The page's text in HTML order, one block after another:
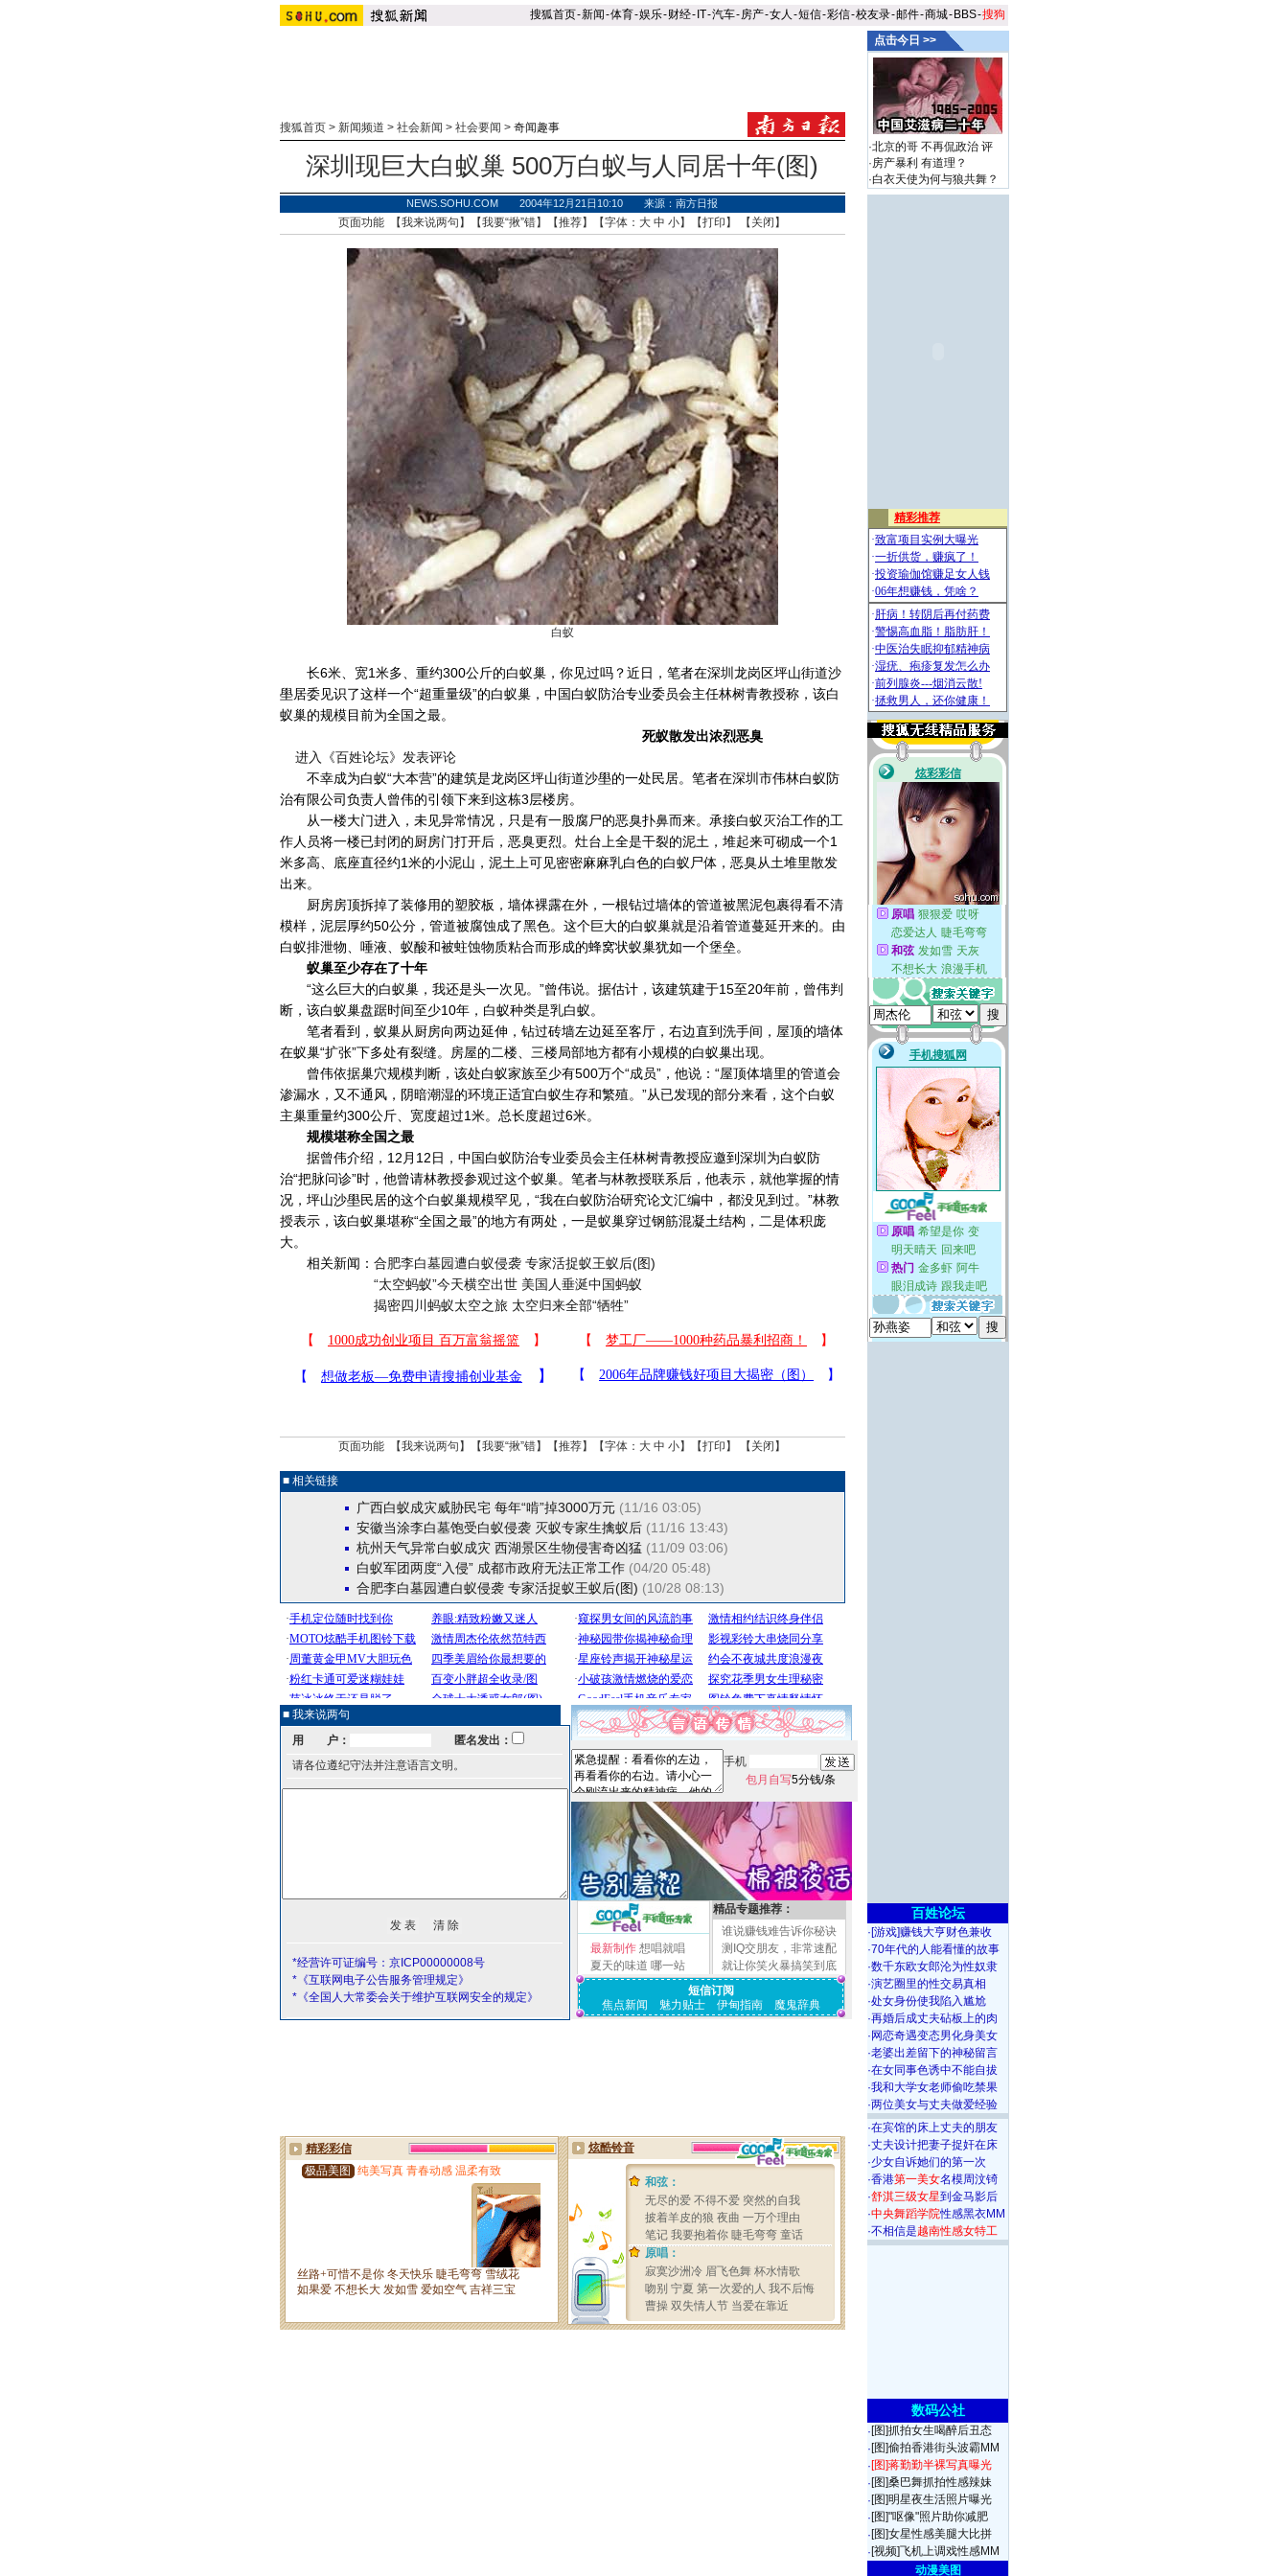
搜狐首页-新闻-体育-娱乐-财经- IT-汽车-房产-女人 -短信-彩信-校友录-邮件-商城- BBS-搜狗
搜狐首页> 新闻频道 > 社会新闻 > 社会要闻 > 奇闻趣事
深圳现巨大白蚁巢 500万白蚁与人同居十年(图)
NEWS.SOHU.COM 2004年12月21日10:10 来源：南方日报
页面功能 【我来说两句 】【我要“揪”错】【推荐】【字体： 大 中 小】【打印 】 【 关闭 】
白蚁
长6米、宽1米多、重约300公斤的白蚁巢，你见过吗？近日，笔者在深圳龙岗区坪山街道沙
壆居委见识了这样一个“超重量级”的白蚁巢，中国白蚁防治专业委员会主任林树青教授称，该白
蚁巢的规模目前为全国之最。
死蚁散发出浓烈恶臭
进入《百姓论坛》发表评论
不幸成为白蚁“大本营”的建筑是龙岗区坪山街道沙壆的一处民居。笔者在深圳市伟林白蚁防
治有限公司负责人曾伟的引领下来到这栋3层楼房。
从一楼大门进入，未见异常情况，只是有一股腐尸的恶臭扑鼻而来。承接白蚁灭治工作的工
作人员将一楼已封闭的厨房门打开后，恶臭更烈。灶台上全是干裂的泥土，堆起来可砌成一个1
米多高、底座直径约1米的小泥山，泥土上可见密密麻麻乳白色的白蚁尸体，恶臭从土堆里散发
出来。
厨房房顶拆掉了装修用的塑胶板，墙体裸露在外，一根钻过墙体的管道被黑泥包裹得看不清
模样，泥层厚约50公分，管道被腐蚀成了黑色。这个巨大的白蚁巢就是沿着管道蔓延开来的。由
白蚁排泄物、唾液、蚁酸和被蛀蚀物质粘合而形成的蜂窝状蚁巢犹如一个堡垒。
蚁巢至少存在了十年
“这么巨大的白蚁巢，我还是头一次见。”曾伟说。据估计，该建筑建于15至20年前，曾伟判
断，该白蚁巢盘踞时间至少10年，白蚁种类是乳白蚁。
笔者看到，蚁巢从厨房向两边延伸，钻过砖墙左边延至客厅，右边直到洗手间，屋顶的墙体
在蚁巢“扩张”下多处有裂缝。房屋的二楼、三楼局部地方都有小规模的白蚁巢出现。
曾伟依据巢穴规模判断，该处白蚁家族至少有500万个“成员”，他说：“屋顶体墙里的管道会
渗漏水，又不通风，阴暗潮湿的环境正适宜白蚁生存和繁殖。”从已发现的部分来看，这个白蚁
主巢重量约300公斤、宽度超过1米。总长度超过6米。
规模堪称全国之最
据曾伟介绍，12月12日，中国白蚁防治专业委员会主任林树青教授应邀到深圳为白蚁防
治“把脉问诊”时，他曾请林教授参观过这个蚁巢。笔者与林教授联系后，他表示，就他掌握的情
况，坪山沙壆民居的这个白蚁巢规模罕见，“我在白蚁防治研究论文汇编中，都没见到过。”林教
授表示，该白蚁巢堪称“全国之最”的地方有两处，一是蚁巢穿过钢筋混凝土结构，二是体积庞
大。
相关新闻： 合肥李白墓园遭白蚁侵袭 专家活捉蚁王蚁后(图)
“太空蚂蚁”今天横空出世 美国人垂涎中国蚂蚁
揭密四川蚂蚁太空之旅 太空归来全部“牺牲”
页面功能 【我来说两句 】【我要“揪”错】【推荐】【字体： 大 中 小】【打印 】 【 关闭 】
■ 相关链接
广西白蚁成灾威胁民宅 每年“啃”掉3000万元 (11/16 03:05)
安徽当涂李白墓饱受白蚁侵袭 灭蚁专家生擒蚁后 (11/16 13:43)
杭州天气异常白蚁成灾 西湖景区生物侵害奇凶猛 (11/09 03:06)
白蚁军团两度“入侵” 成都市政府无法正常工作 (04/20 05:48)
合肥李白墓园遭白蚁侵袭 专家活捉蚁王蚁后(图) (10/28 08:13)
■ 我来说两句
用 户：
匿名发出：
请各位遵纪守法并注意语言文明。
*经营许可证编号：京ICP00000008号
*《互联网电子公告服务管理规定》
*《全国人大常委会关于维护互联网安全的规定》
手机
包月自写5分钱/条
最新制作 想唱就唱
夏天的味道 哪一站
精品专题推荐：
谁说赚钱难告诉你秘诀
测IQ交朋友，非常速配
就让你笑火暴搞笑到底
短信订阅
焦点新闻
魅力贴士 伊甸指南 魔鬼辞典
点击今日 >>
·北京的哥 不再侃政治 评
·房产暴利 有道理？
·白衣天使为何与狼共舞？
百姓论坛
· [游戏]赚钱大亨财色兼收
·70年代的人能看懂的故事
·数千东欧女郎沦为性奴隶
·演艺圈里的性交易真相
·处女身份使我陷入尴尬
·再婚后成丈夫砧板上的肉
· 网恋奇遇变态男化身美女
·老婆出差留下的神秘留言
·在女同事色诱中不能自拔
·我和大学女老师偷吃禁果
·两位美女与丈夫做爱经验
·在宾馆的床上丈夫的朋友
·丈夫设计把妻子捉奸在床
·少女自诉她们的第一次
·香港第一美女名模周汶锜
·舒淇三级女星到金马影后
·中央舞蹈学院性感黑衣MM
·不相信是越南性感女特工
数码公社
· [图]抓拍女生喝醉后丑态
· [图]偷拍香港街头波霸MM
·[图]蒋勤勤半裸写真曝光
· [图]桑巴舞抓拍性感辣妹
· [图]明星夜生活照片曝光
· [图]"呕像"照片助你减肥
· [图]女星性感美腿大比拼
· [视频]飞机上调戏性感MM
动漫美图